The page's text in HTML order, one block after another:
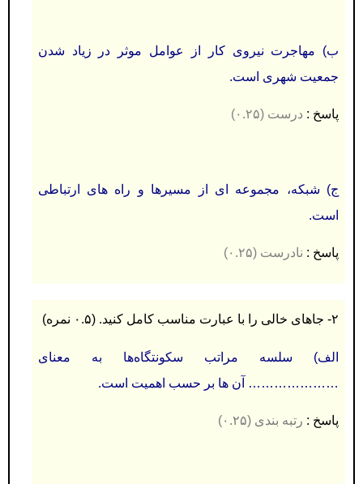
ب) مهاجرت نیروی کار از عوامل موثر در زیاد شدن
جمعیت شهری است.
پاسخ : درست (۰.۲۵)
ج) شبکه، مجموعه ای از مسیرها و راه های ارتباطی
است.
پاسخ : نادرست (۰.۲۵)
۲- جاهای خالی را با عبارت مناسب کامل کنید. (۰.۵ نمره)
الف) سلسه مراتب سکونتگاه‌ها به معنای
………………… آن ها بر حسب اهمیت است.
پاسخ : رتبه بندی (۰.۲۵)